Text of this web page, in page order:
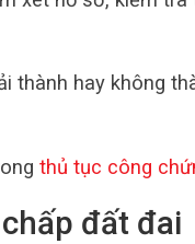
thành hay không
thủ tục công
đất đai